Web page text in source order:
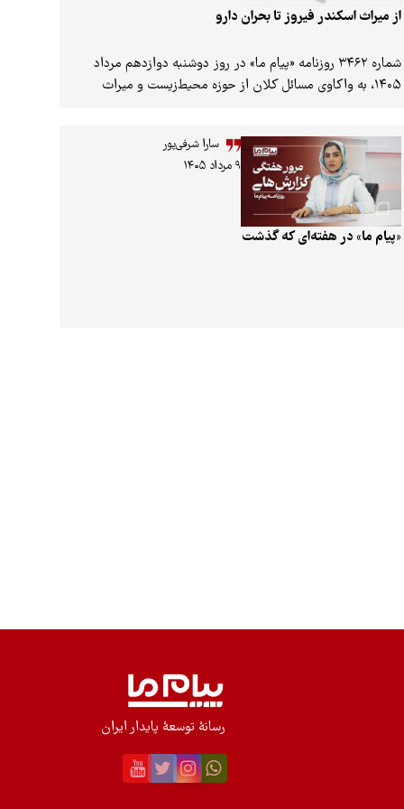
از میراث اسکندر فیروز تا بحران دارو
شماره ۳۴۶۲ روزنامه «پیام ما» در روز دوشنبه دوازدهم مرداد
۱۴۰۵، به واکاوی مسائل کلان از حوزه محیط‌زیست و میراث
سازمان حفاظت محیط‌زیست، به شکاف میان آمارهای رسمی و
واقعیت‌های موجود در بازار دارویی کشور، وضعیت موزه‌های زنده
در قشم و بحران‌های زیست‌محیطی تالاب آسپاس پرداخته است.
سارا شرفی‌پور
۹ مرداد ۱۴۰۵
«پیام ما» در هفته‌ای که گذشت
رسانۀ توسعۀ پایدار ایران